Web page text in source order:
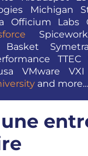
Michigan
Officium Labs
Symetra
TTEC
VMware
and more…